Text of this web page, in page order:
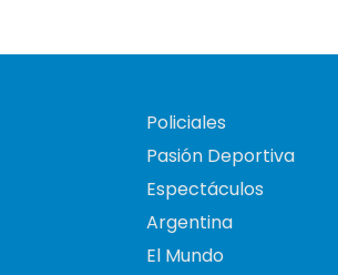
Policiales
Pasión Deportiva
Espectáculos
Argentina
El Mundo